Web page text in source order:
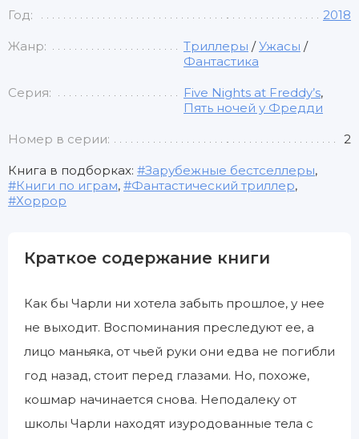
Год: 2018
Жанр: Триллеры /Ужасы /
Фантастика
Серия: Five Nights at Freddy’s,
Пять ночей у Фредди
Номер в серии: 2
Книга в подборках: Зарубежные бестселлеры,
Книги по играм, Фантастический триллер,
Хоррор
Краткое содержание книги
Как бы Чарли ни хотела забыть прошлое, у нее
не выходит. Воспоминания преследуют ее, а
лицо маньяка, от чьей руки они едва не погибли
год назад, стоит перед глазами. Но, похоже,
кошмар начинается снова. Неподалеку от
школы Чарли находят изуродованные тела с